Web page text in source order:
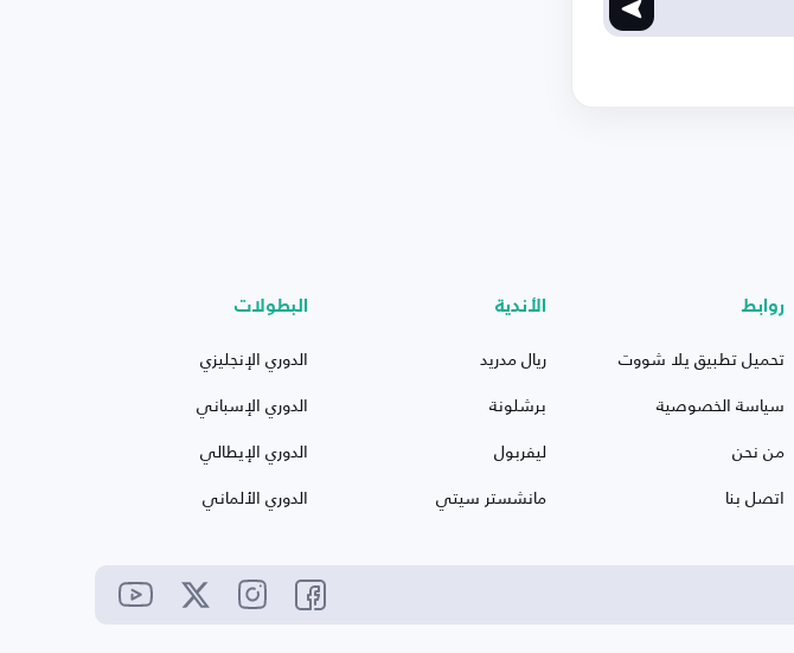
روابط
تحميل تطبيق يلا شووت
سياسة الخصوصية
من نحن
اتصل بنا
الأندية
ريال مدريد
برشلونة
ليفربول
مانشستر سيتي
البطولات
الدوري الإنجليزي
الدوري الإسباني
الدوري الإيطالي
الدوري الألماني